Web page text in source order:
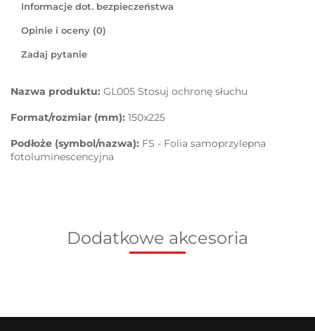
Informacje dot. bezpieczeństwa
Opinie i oceny (0)
Zadaj pytanie
Nazwa produktu: GL005 Stosuj ochronę słuchu
Format/rozmiar (mm): 150x225
Podłoże (symbol/nazwa): FS - Folia samoprzylepna
fotoluminescencyjna
Dodatkowe akcesoria